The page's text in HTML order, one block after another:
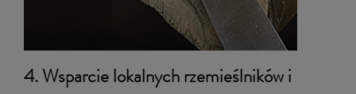
4. Wsparcie lokalnych rzemieślników i